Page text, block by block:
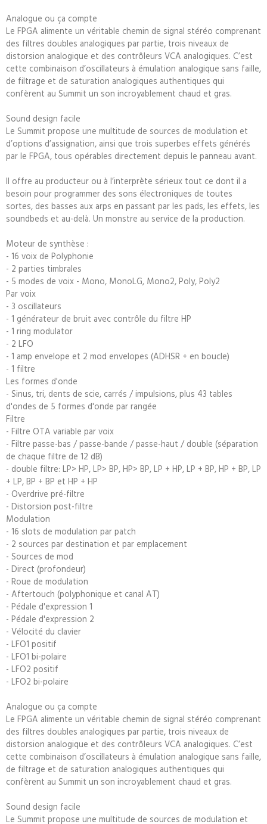
Analogue ou ça compte
Le FPGA alimente un véritable chemin de signal stéréo comprenant
des filtres doubles analogiques par partie, trois niveaux de
distorsion analogique et des contrôleurs VCA analogiques. C’est
cette combinaison d’oscillateurs à émulation analogique sans faille,
de filtrage et de saturation analogiques authentiques qui
confèrent au Summit un son incroyablement chaud et gras.
Sound design facile
Le Summit propose une multitude de sources de modulation et
d’options d’assignation, ainsi que trois superbes effets générés
par le FPGA, tous opérables directement depuis le panneau avant.
Il offre au producteur ou à l’interprète sérieux tout ce dont il a
besoin pour programmer des sons électroniques de toutes
sortes, des basses aux arps en passant par les pads, les effets, les
soundbeds et au-delà. Un monstre au service de la production.
Moteur de synthèse :
- 16 voix de Polyphonie
- 2 parties timbrales
- 5 modes de voix - Mono, MonoLG, Mono2, Poly, Poly2
Par voix
- 3 oscillateurs
- 1 générateur de bruit avec contrôle du filtre HP
- 1 ring modulator
- 2 LFO
- 1 amp envelope et 2 mod envelopes (ADHSR + en boucle)
- 1 filtre
Les formes d'onde
- Sinus, tri, dents de scie, carrés / impulsions, plus 43 tables
d'ondes de 5 formes d'onde par rangée
Filtre
- Filtre OTA variable par voix
- Filtre passe-bas / passe-bande / passe-haut / double (séparation
de chaque filtre de 12 dB)
- double filtre: LP> HP, LP> BP, HP> BP, LP + HP, LP + BP, HP + BP, LP
+ LP, BP + BP et HP + HP
- Overdrive pré-filtre
- Distorsion post-filtre
Modulation
- 16 slots de modulation par patch
- 2 sources par destination et par emplacement
- Sources de mod
- Direct (profondeur)
- Roue de modulation
- Aftertouch (polyphonique et canal AT)
- Pédale d'expression 1
- Pédale d'expression 2
- Vélocité du clavier
- LFO1 positif
- LFO1 bi-polaire
- LFO2 positif
- LFO2 bi-polaire
Analogue ou ça compte
Le FPGA alimente un véritable chemin de signal stéréo comprenant
des filtres doubles analogiques par partie, trois niveaux de
distorsion analogique et des contrôleurs VCA analogiques. C’est
cette combinaison d’oscillateurs à émulation analogique sans faille,
de filtrage et de saturation analogiques authentiques qui
confèrent au Summit un son incroyablement chaud et gras.
Sound design facile
Le Summit propose une multitude de sources de modulation et